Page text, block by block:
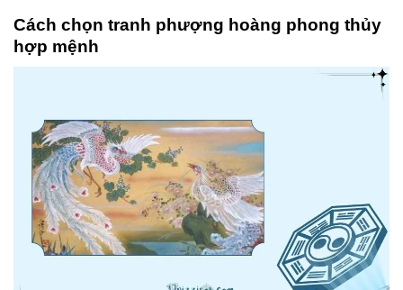
Cách chọn tranh phượng hoàng phong thủy
hợp mệnh